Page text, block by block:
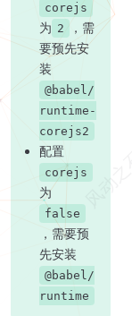
corejs
为 2
，需
要预先安
装
@babel/
runtime-
corejs2
配置
corejs
为
false
，需要预
先安装
@babel/
runtime